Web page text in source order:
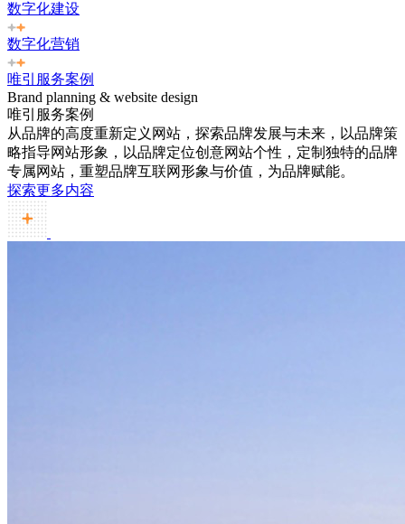
数字化建设
数字化营销
唯引服务案例
Brand planning & website design
唯引服务案例
从品牌的高度重新定义网站，探索品牌发展与未来，以品牌策
略指导网站形象，以品牌定位创意网站个性，定制独特的品牌
专属网站，重塑品牌互联网形象与价值，为品牌赋能。
探索更多内容